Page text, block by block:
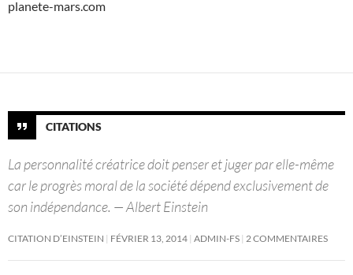
planete-mars.com
CITATIONS
La personnalité créatrice doit penser et juger par elle-même
car le progrès moral de la société dépend exclusivement de
son indépendance. — Albert Einstein
CITATION D’EINSTEIN FÉVRIER 13, 2014 ADMIN-FS 2 COMMENTAIRES